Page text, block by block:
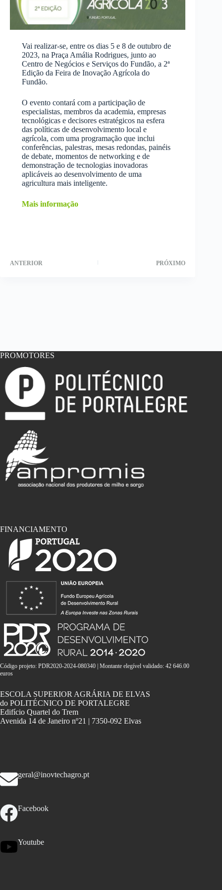
Vai realizar-se, entre os dias 5 e 8 de outubro de
2023, na Praça Amália Rodrigues, junto ao
Centro de Negócios e Serviços do Fundão, a 2ª
Edição da Feira de Inovação Agrícola do
Fundão.
O evento contará com a participação de
especialistas, membros da academia, empresas
tecnológicas e decisores estratégicos na esfera
das políticas de desenvolvimento local e
agrícola, com uma programação que inclui
conferências, palestras, mesas redondas, painéis
de debate, momentos de networking e de
demonstração de tecnologias inovadoras
aplicáveis ao desenvolvimento de uma
agricultura mais inteligente.
Mais informação
ANTERIOR PRÓXIMO
PROMOTORES
FINANCIAMENTO
Código projeto: PDR2020-2024-080340 | Montante elegível validado: 42 646.00
euros
ESCOLA SUPERIOR AGRÁRIA DE ELVAS
do POLITÉCNICO DE PORTALEGRE
Edifício Quartel do Trem
Avenida 14 de Janeiro nº21 | 7350-092 Elvas
geral@inovtechagro.pt
Facebook
Youtube